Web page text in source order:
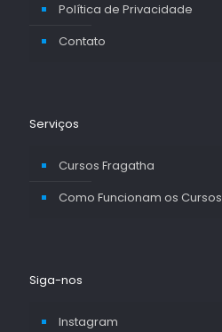
Política de Privacidade
Contato
Serviços
Cursos Fragatha
Como Funcionam os Cursos
Siga-nos
Instagram